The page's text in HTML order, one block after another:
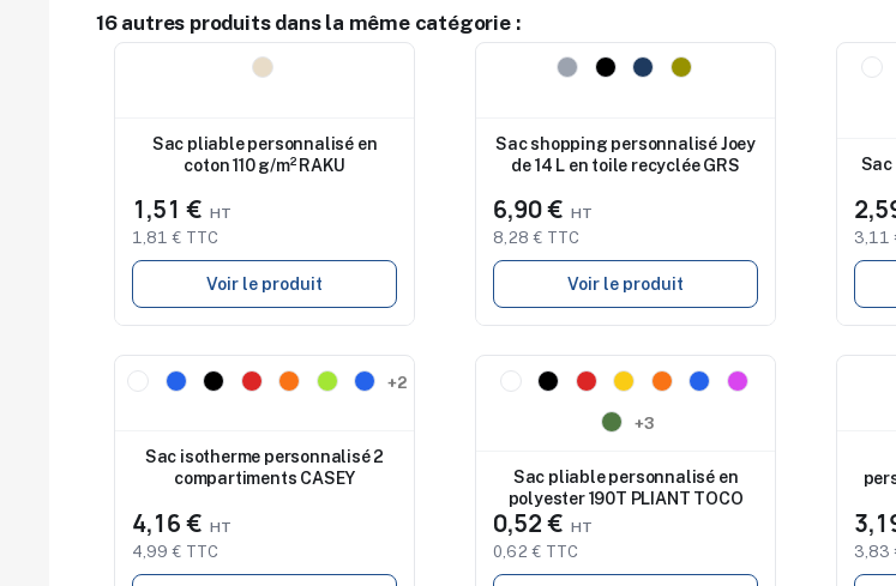
16 autres produits dans la même catégorie :
Sac pliable personnalisé en
coton 110 g/m² RAKU
1,51 €
1,81 € TTC
Voir le produit
Nouveau
Sac shopping personnalisé Joey
de 14 L en toile recyclée GRS
6,90 €
8,28 € TTC
Voir le produit
3,11
Nouveau +2
Sac isotherme personnalisé 2
compartiments CASEY
4,16 €
4,99 € TTC
Nouveau
+3
Sac pliable personnalisé en
polyester 190T PLIANT TOCO
0,52 €
0,62 € TTC 3,83